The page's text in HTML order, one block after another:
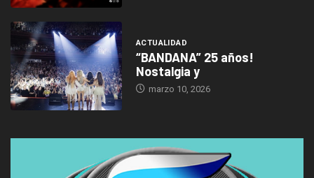
ACTUALIDAD
“BANDANA” 25 años!
Nostalgia y
marzo 10, 2026